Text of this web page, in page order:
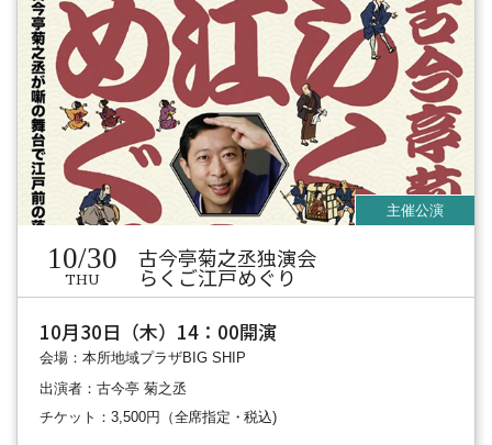
10/30
THU
古今亭菊之丞独演会
らくご江戸めぐり
10月30日（木）14：00開演
会場：本所地域プラザBIG SHIP
出演者：古今亭 菊之丞
チケット：3,500円 （全席指定・税込)